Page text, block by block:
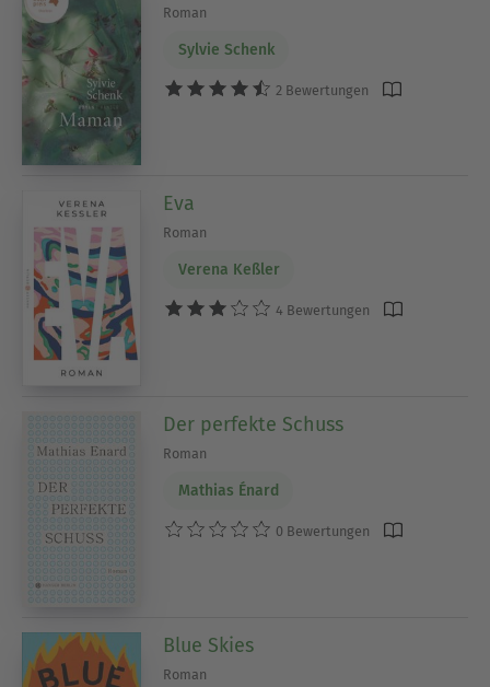
Roman
Sylvie Schenk
2 Bewertungen
Eva
Roman
Verena Keßler
4 Bewertungen
Der perfekte Schuss
Roman
Mathias Énard
0 Bewertungen
Blue Skies
Roman